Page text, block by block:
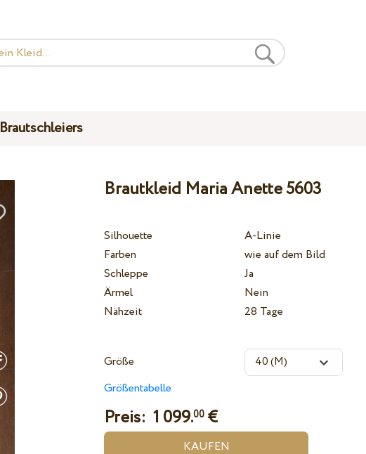
Brautschleiers
Brautkleid Maria Anette 5603
Silhouette
A-Linie
Farben
wie auf dem Bild
Schleppe
Ja
Ärmel
Nein
Nähzeit
28 Tage
Größe
Größentabelle
Preis:1 099.00 €